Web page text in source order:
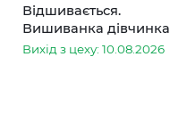
Відшивається.
Вишиванка дівчинка
колоски
Вихід з цеху: 10.08.2026